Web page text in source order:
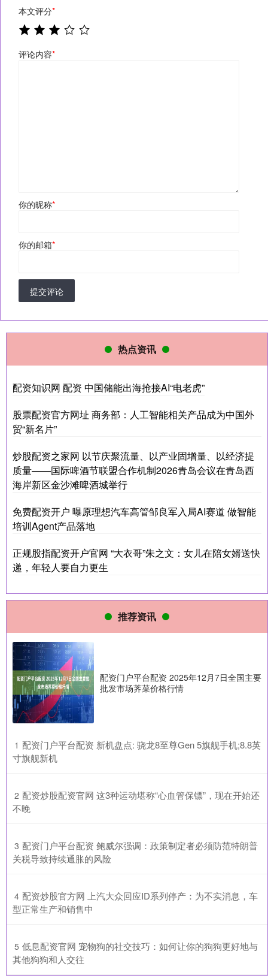
本文评分*
评论内容*
你的昵称*
你的邮箱*
提交评论
热点资讯
配资知识网 配资 中国储能出海抢接AI“电老虎”
股票配资官方网址 商务部：人工智能相关产品成为中国外
贸“新名片”
炒股配资之家网 以节庆聚流量、以产业固增量、以经济提
质量——国际啤酒节联盟合作机制2026青岛会议在青岛西
海岸新区金沙滩啤酒城举行
免费配资开户 曝原理想汽车高管邹良军入局AI赛道 做智能
培训Agent产品落地
正规股指配资开户官网 “大衣哥”朱之文：女儿在陪女婿送快
递，年轻人要自力更生
推荐资讯
配资门户平台配资 2025年12月7日全国主要
批发市场荠菜价格行情
1 ​配资门户平台配资 新机盘点: 骁龙8至尊Gen 5旗舰手机;8.8英
寸旗舰新机
2 ​配资炒股配资官网 这3种运动堪称“心血管保镖”，现在开始还
不晚
3 ​配资门户平台配资 鲍威尔强调：政策制定者必须防范特朗普
关税导致持续通胀的风险
4 ​配资炒股官方网 上汽大众回应ID系列停产：为不实消息，车
型正常生产和销售中
5 ​低息配资官网 宠物狗的社交技巧：如何让你的狗狗更好地与
其他狗狗和人交往